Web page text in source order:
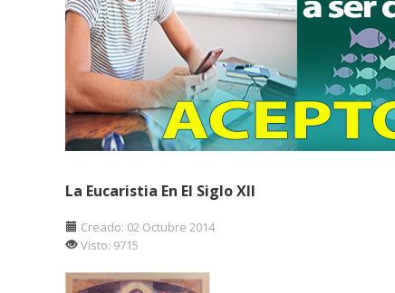
La Eucaristia En El Siglo XII
Creado: 02 Octubre 2014
Visto: 9715